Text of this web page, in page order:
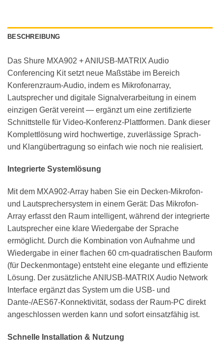
BESCHREIBUNG
Das Shure MXA902 + ANIUSB-MATRIX Audio
Conferencing Kit setzt neue Maßstäbe im Bereich
Konferenzraum-Audio, indem es Mikrofonarray,
Lautsprecher und digitale Signalverarbeitung in einem
einzigen Gerät vereint — ergänzt um eine zertifizierte
Schnittstelle für Video-Konferenz-Plattformen. Dank dieser
Komplettlösung wird hochwertige, zuverlässige Sprach-
und Klangübertragung so einfach wie noch nie realisiert.
Integrierte Systemlösung
Mit dem MXA902-Array haben Sie ein Decken-Mikrofon-
und Lautsprechersystem in einem Gerät: Das Mikrofon-
Array erfasst den Raum intelligent, während der integrierte
Lautsprecher eine klare Wiedergabe der Sprache
ermöglicht. Durch die Kombination von Aufnahme und
Wiedergabe in einer flachen 60 cm-quadratischen Bauform
(für Deckenmontage) entsteht eine elegante und effiziente
Lösung. Der zusätzliche ANIUSB-MATRIX Audio Network
Interface ergänzt das System um die USB- und
Dante-/AES67-Konnektivität, sodass der Raum-PC direkt
angeschlossen werden kann und sofort einsatzfähig ist.
Schnelle Installation & Nutzung